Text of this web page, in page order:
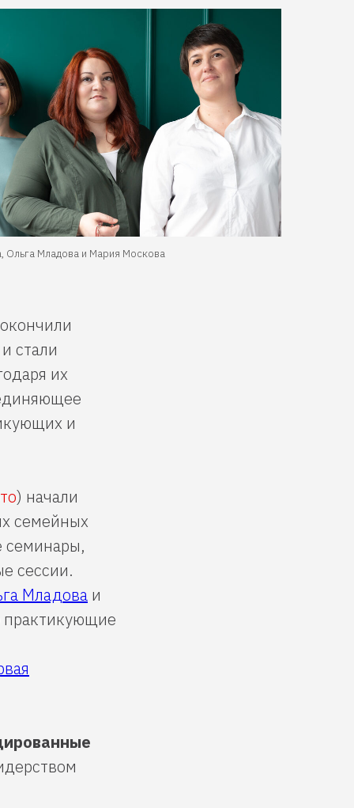
Ольга Младова и Мария Москова
окончили
стали
их
и
) начали
семейных
семинары,
сессии.
Младова и
практикующие